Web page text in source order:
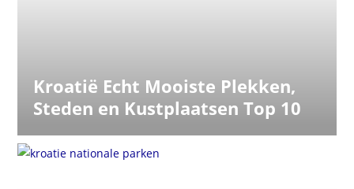
Kroatië Echt Mooiste Plekken,
Steden en Kustplaatsen Top 10